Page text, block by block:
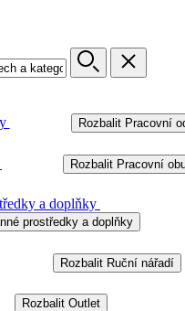
Rozbalit Pracovní
Rozbalit Pracovní
a doplňky
prostředky a doplňky
Rozbalit Ruční nářadí
Rozbalit Outlet